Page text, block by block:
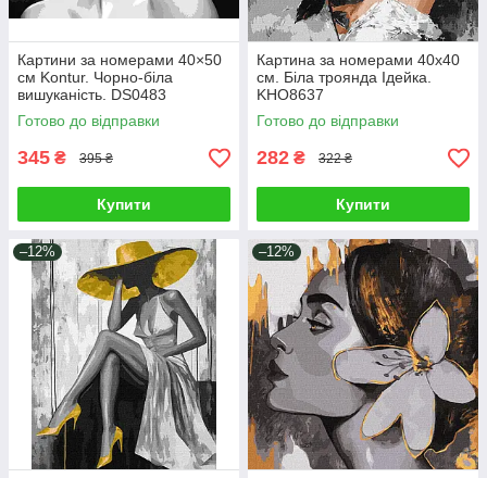
Картини за номерами 40×50
см Kontur. Чорно-біла
вишуканість. DS0483
Готово до відправки
345 ₴ 395 ₴
Купити
Картина за номерами 40х40
см. Біла троянда Ідейка.
KHO8637
Готово до відправки
282 ₴ 322 ₴
Купити
–12% –12%